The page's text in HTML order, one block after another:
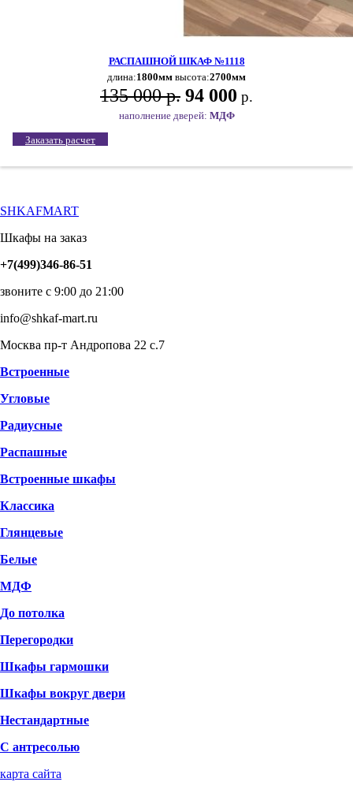
РАСПАШНОЙ ШКАФ №1118
длина:1800мм высота:2700мм
135 000 р. 94 000 р.
наполнение дверей: МДФ
Заказать расчет
SHKAFMART
Шкафы на заказ
+7(499)346-86-51
звоните с 9:00 до 21:00
info@shkaf-mart.ru
Москва пр-т Андропова 22 с.7
Встроенные
Угловые
Радиусные
Распашные
Встроенные шкафы
Классика
Глянцевые
Белые
МДФ
До потолка
Перегородки
Шкафы гармошки
Шкафы вокруг двери
Нестандартные
С антресолью
карта сайта